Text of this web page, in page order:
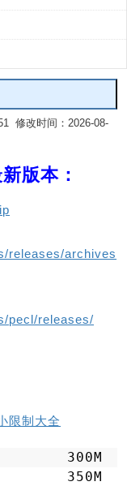
修改时间：2026-08-
版本：
releases/archives
pecl/releases/
限制大全
300M
350M